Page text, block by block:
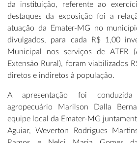
da instituição, referente ao
destaques da exposição foi a
atuação da Emater-MG no
divulgados, para cada R$ 1,00
Municipal nos serviços de ATER
Extensão Rural), foram viabilizados
diretos e indiretos à população.
A apresentação foi conduzida
agropecuário Marilson Dalla
equipe local da Emater-MG
Aguiar, Weverton Rodrigues